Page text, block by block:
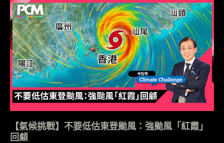
【氣候挑戰】不要低估東登颱風：強颱風「紅霞」
回顧